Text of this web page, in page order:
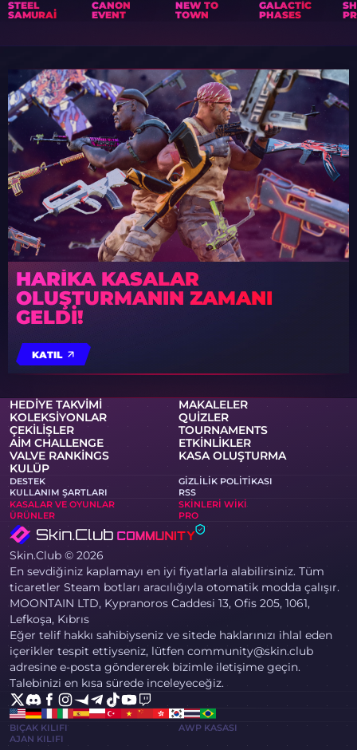
STEEL
SAMURAI
CANON
EVENT
NEW TO
TOWN
GALACTIC
PHASES
HARIKA KASALAR
OLUŞTURMANIN ZAMANI
GELDI!
KATIL
HEDIYE TAKVIMI
MAKALELER
KOLEKSIYONLAR
QUIZLER
ÇEKILIŞLER
TOURNAMENTS
AIM CHALLENGE
ETKINLIKLER
VALVE RANKINGS
KASA OLUŞTURMA
KULÜP
DESTEK
GIZLILIK POLITIKASI
KULLANIM ŞARTLARI
RSS
KASALAR VE OYUNLAR
SKINLERI WIKI
ÜRÜNLER
PRO
Skin.Club © 2026
En sevdiğiniz kaplamayı en iyi fiyatlarla alabilirsiniz. Tüm
ticaretler Steam botları aracılığıyla otomatik modda çalışır.
MOONTAIN LTD, Kypranoros Caddesi 13, Ofis 205, 1061,
Lefkoşa, Kıbrıs
Eğer telif hakkı sahibiyseniz ve sitede haklarınızı ihlal eden
içerikler tespit ettiyseniz, lütfen community@skin.club
adresine e-posta göndererek bizimle iletişime geçin.
Talebinizi en kısa sürede inceleyeceğiz.
BIÇAK KILIFI
AWP KASASI
AJAN KILIFI